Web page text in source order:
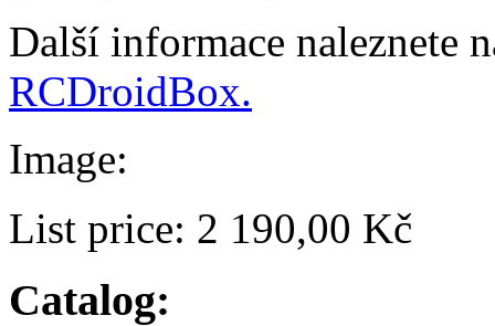
Další informace naleznete
RCDroidBox.
Image:
List price: 2 190,00 Kč
Catalog: